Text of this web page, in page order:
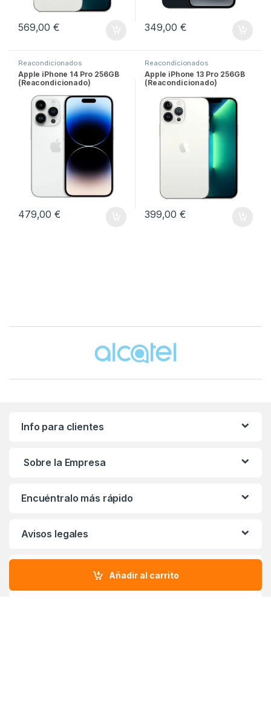
Añadir al carrito
569,00€ 349,00€
Reacondicionados
Apple iPhone 14 Pro 256GB
(Reacondicionado)
479,00€
Reacondicionados
Apple iPhone 13 Pro 256GB
(Reacondicionado)
399,00€
Brands Carousel
Info para clientes
Sobre la Empresa
Encuéntralo más rápido
Avisos legales
Beneficios con Definity